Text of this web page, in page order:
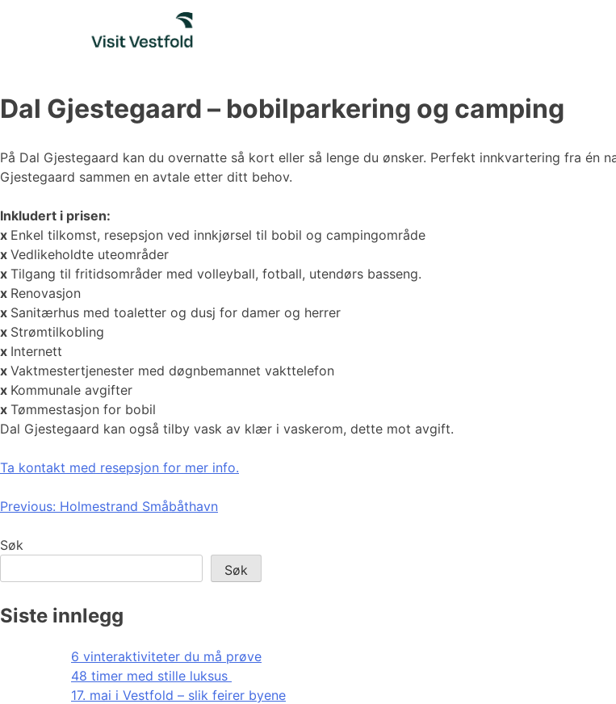
Dal Gjestegaard – bobilparkering og camping
På Dal Gjestegaard kan du overnatte så kort eller så lenge du ønsker. Perfekt innkvartering fra
Gjestegaard sammen en avtale etter ditt behov.
Inkludert i prisen:
x Enkel tilkomst, resepsjon ved innkjørsel til bobil og campingområde
x Vedlikeholdte uteområder
x Tilgang til fritidsområder med volleyball, fotball, utendørs basseng.
x Renovasjon
x Sanitærhus med toaletter og dusj for damer og herrer
x Strømtilkobling
x Internett
x Vaktmestertjenester med døgnbemannet vakttelefon
x Kommunale avgifter
x Tømmestasjon for bobil
Dal Gjestegaard kan også tilby vask av klær i vaskerom, dette mot avgift.
Ta kontakt med resepsjon for mer info.
Innleggsnavigasjon
Previous: Holmestrand Småbåthavn
Søk
Søk
Siste innlegg
6 vinteraktiviteter du må prøve
48 timer med stille luksus
17. mai i Vestfold – slik feirer byene